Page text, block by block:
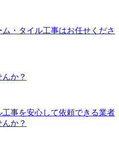
・タイル工事はお任せくださ
か？
事を安心して依頼できる業者
か？